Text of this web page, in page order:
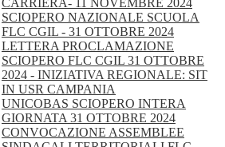
CARRIERA- 11 NOVEMBRE 2024
SCIOPERO NAZIONALE SCUOLA
FLC CGIL - 31 OTTOBRE 2024
LETTERA PROCLAMAZIONE
SCIOPERO FLC CGIL 31 OTTOBRE
2024 - INIZIATIVA REGIONALE: SIT
IN USR CAMPANIA
UNICOBAS SCIOPERO INTERA
GIORNATA 31 OTTOBRE 2024
CONVOCAZIONE ASSEMBLEE